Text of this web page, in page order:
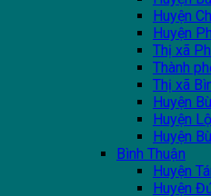
Huyện
Huyện
Thị xã
Thành
Thị xã
Huyện
Huyện
Huyện
Bình Thuận
Huyện
Huyện